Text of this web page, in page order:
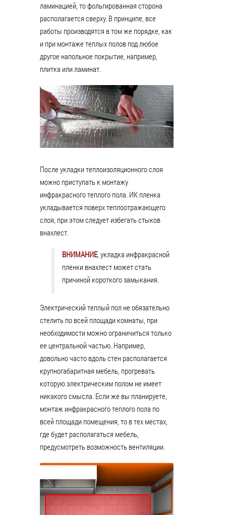
ламинацией, то фольгированная сторона
располагается сверху. В принципе, все
работы производятся в том же порядке, как
и при монтаже теплых полов под любое
другое напольное покрытие, например,
плитка или ламинат.
После укладки теплоизоляционного слоя
можно приступать к монтажу
инфракрасного теплого пола. ИК пленка
укладывается поверх теплоотражающего
слоя, при этом следует избегать стыков
внахлест.
ВНИМАНИЕ, укладка инфракрасной
пленки внахлест может стать
причиной короткого замыкания.
Электрический теплый пол не обязательно
стелить по всей площади комнаты, при
необходимости можно ограничиться только
ее центральной частью. Например,
довольно часто вдоль стен располагается
крупногабаритная мебель, прогревать
которую электрическим полом не имеет
никакого смысла. Если же вы планируете,
монтаж инфракрасного теплого пола по
всей площади помещения, то в тех местах,
где будет располагаться мебель,
предусмотреть возможность вентиляции.